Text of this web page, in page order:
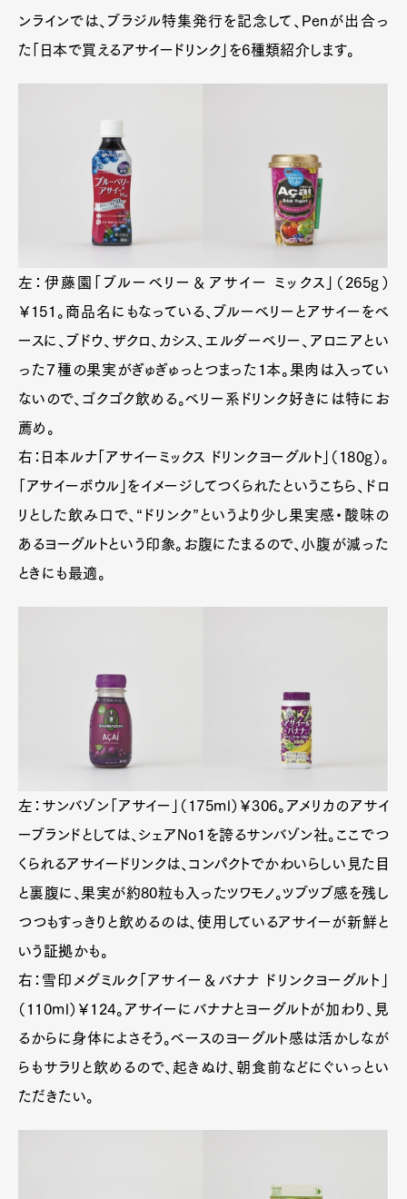
ンラインでは、ブラジル特集発行を記念して、Penが出合っ
た「日本で買えるアサイードリンク」を6種類紹介します。
左：伊藤園「ブルーベリー＆アサイー ミックス」（265g）
￥151。商品名にもなっている、ブルーベリーとアサイーをベ
ースに、ブドウ、ザクロ、カシス、エルダーベリー、アロニアとい
った７種の果実がぎゅぎゅっとつまった１本。果肉は入ってい
ないので、ゴクゴク飲める。ベリー系ドリンク好きには特にお
薦め。
右：日本ルナ「アサイーミックス ドリンクヨーグルト」（180g）。
「アサイーボウル」をイメージしてつくられたというこちら、ドロ
リとした飲み口で、“ドリンク”というより少し果実感・酸味の
あるヨーグルトという印象。お腹にたまるので、小腹が減った
ときにも最適。
左：サンバゾン「アサイー」（175ml）￥306。アメリカのアサイ
ーブランドとしては、シェアNo１を誇るサンバゾン社。ここでつ
くられるアサイードリンクは、コンパクトでかわいらしい見た目
と裏腹に、果実が約80粒も入ったツワモノ。ツブツブ感を残し
つつもすっきりと飲めるのは、使用しているアサイーが新鮮と
いう証拠かも。
右：雪印メグミルク「アサイー＆バナナ ドリンクヨーグルト」
（110ml）￥124。アサイーにバナナとヨーグルトが加わり、見
るからに身体によさそう。ベースのヨーグルト感は活かしなが
らもサラリと飲めるので、起きぬけ、朝食前などにぐいっとい
ただきたい。